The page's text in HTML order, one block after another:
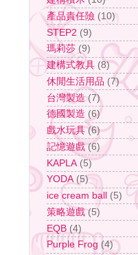
產品責任險 (10)
STEP2 (9)
瑪莉莎 (9)
建構式教具 (8)
休閒生活用品 (7)
台灣製造 (7)
德國製造 (6)
戲水玩具 (6)
記憶遊戲 (6)
KAPLA (5)
YODA (5)
ice cream ball
(5)
策略遊戲 (5)
EQB (4)
Purple Frog (4)